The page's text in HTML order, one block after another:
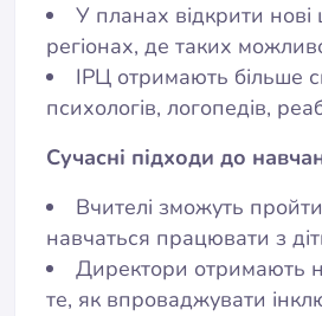
У планах відкрити нові
регіонах, де таких
ІРЦ отримають більше
психологів, логопедів,
Сучасні підходи до
Вчителі зможуть
навчаться працювати з
Директори отримають
те, як впроваджувати